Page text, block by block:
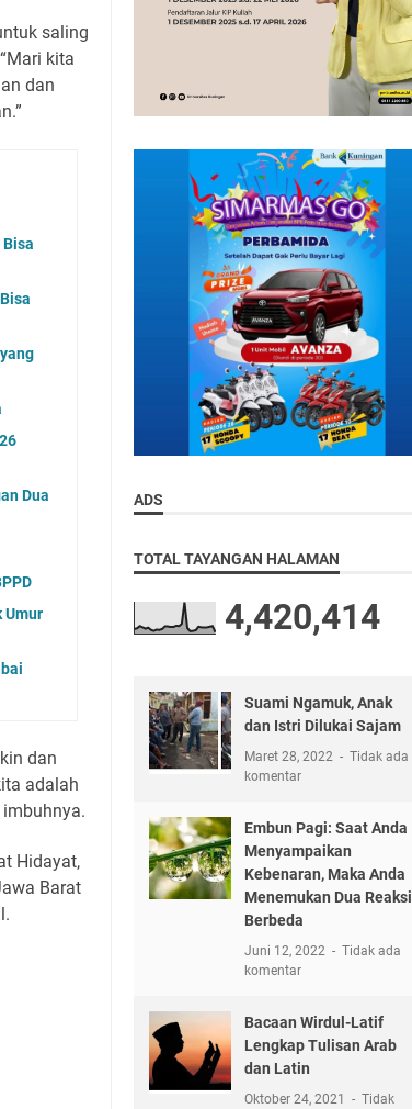
saling
kita
dan
Dua
Umur
dan
adalah
Hidayat,
Barat
ADS
TOTAL TAYANGAN HALAMAN
4,420,414
Suami Ngamuk, Anak
dan Istri Dilukai Sajam
Maret 28, 2022
Tidak ada
komentar
Embun Pagi: Saat Anda
Menyampaikan
Kebenaran, Maka Anda
Menemukan Dua Reaksi
Berbeda
Juni 12, 2022
Tidak ada
komentar
Bacaan Wirdul-Latif
Lengkap Tulisan Arab
dan Latin
Oktober 24, 2021
Tidak